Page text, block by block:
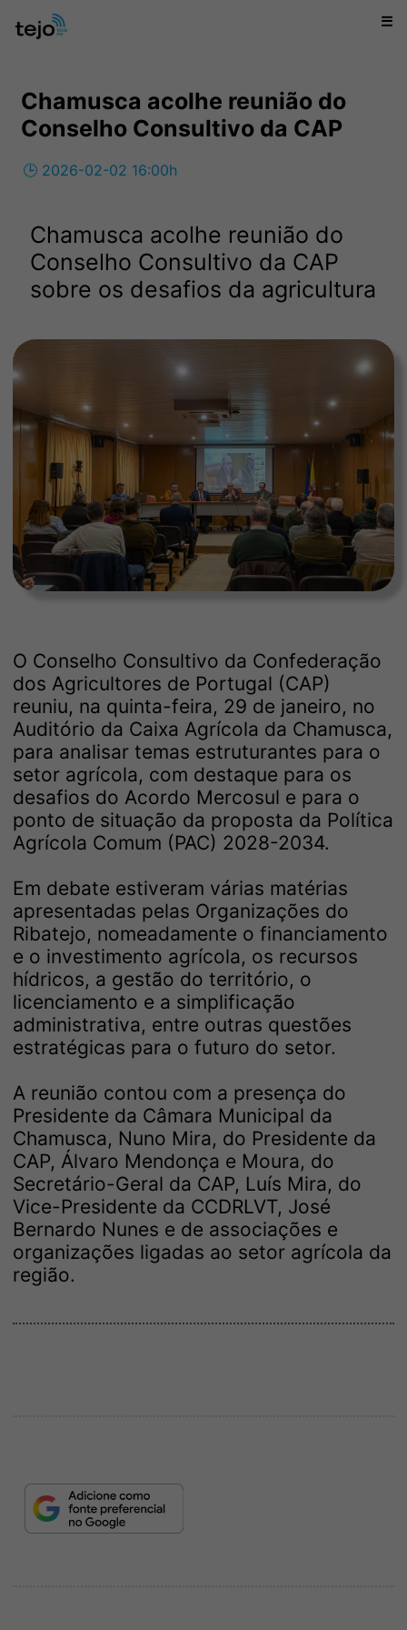
☰
Chamusca acolhe reunião do
Conselho Consultivo da CAP
🕒 2026-02-02 16:00h
Chamusca acolhe reunião do
Conselho Consultivo da CAP
sobre os desafios da agricultura
O Conselho Consultivo da Confederação
dos Agricultores de Portugal (CAP)
reuniu, na quinta-feira, 29 de janeiro, no
Auditório da Caixa Agrícola da Chamusca,
para analisar temas estruturantes para o
setor agrícola, com destaque para os
desafios do Acordo Mercosul e para o
ponto de situação da proposta da Política
Agrícola Comum (PAC) 2028-2034.
Em debate estiveram várias matérias
apresentadas pelas Organizações do
Ribatejo, nomeadamente o financiamento
e o investimento agrícola, os recursos
hídricos, a gestão do território, o
licenciamento e a simplificação
administrativa, entre outras questões
estratégicas para o futuro do setor.
A reunião contou com a presença do
Presidente da Câmara Municipal da
Chamusca, Nuno Mira, do Presidente da
CAP, Álvaro Mendonça e Moura, do
Secretário-Geral da CAP, Luís Mira, do
Vice-Presidente da CCDRLVT, José
Bernardo Nunes e de associações e
organizações ligadas ao setor agrícola da
região.